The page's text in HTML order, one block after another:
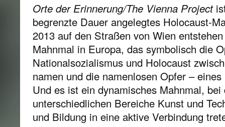
Orte der Erinnerung/The Vienna Project
begrenzte Dauer angelegtes Holocaust-
2013 auf den Straßen von Wien
Mahnmal in Europa, das symbolisch die
Nationalsozialismus und Holocaust
namen und die namenlosen Opfer –
Und es ist ein dynamisches Mahnmal, bei
unterschiedlichen Bereiche Kunst und
und Bildung in eine aktive Verbindung